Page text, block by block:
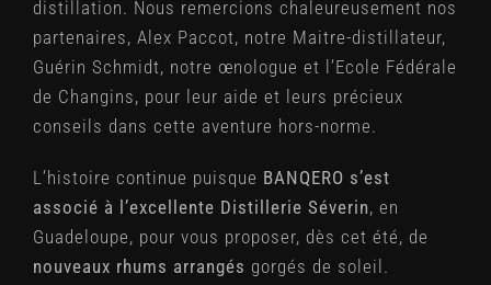
distillation. Nous remercions chaleureusement nos
partenaires, Alex Paccot, notre Maitre-distillateur,
Guérin Schmidt, notre œnologue et l’Ecole Fédérale
de Changins, pour leur aide et leurs précieux
conseils dans cette aventure hors-norme.
L’histoire continue puisque BANQERO s’est
associé à l’excellente Distillerie Séverin, en
Guadeloupe, pour vous proposer, dès cet été, de
nouveaux rhums arrangés gorgés de soleil.